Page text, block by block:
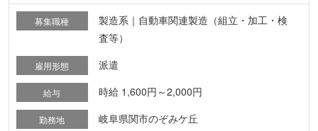
募集職種
製造系｜自動車関連製造（組立・加工・検
査等）
雇用形態 派遣
給与 時給 1,600円～2,000円
勤務地 岐阜県関市のぞみケ丘